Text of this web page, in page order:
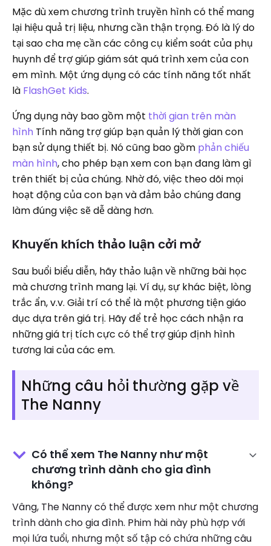
Mặc dù xem chương trình truyền hình có thể mang
lại hiệu quả trị liệu, nhưng cần thận trọng. Đó là lý do
tại sao cha mẹ cần các công cụ kiểm soát của phụ
huynh để trợ giúp giám sát quá trình xem của con
em mình. Một ứng dụng có các tính năng tốt nhất
là FlashGet Kids.
Ứng dụng này bao gồm một thời gian trên màn
hình Tính năng trợ giúp bạn quản lý thời gian con
bạn sử dụng thiết bị. Nó cũng bao gồm phản chiếu
màn hình, cho phép bạn xem con bạn đang làm gì
trên thiết bị của chúng. Nhờ đó, việc theo dõi mọi
hoạt động của con bạn và đảm bảo chúng đang
làm đúng việc sẽ dễ dàng hơn.
Khuyến khích thảo luận cởi mở
Sau buổi biểu diễn, hãy thảo luận về những bài học
mà chương trình mang lại. Ví dụ, sự khác biệt, lòng
trắc ẩn, v.v. Giải trí có thể là một phương tiện giáo
dục dựa trên giá trị. Hãy để trẻ học cách nhận ra
những giá trị tích cực có thể trợ giúp định hình
tương lai của các em.
Những câu hỏi thường gặp về
The Nanny
Có thể xem The Nanny như một
chương trình dành cho gia đình
không?
Vâng, The Nanny có thể được xem như một chương
trình dành cho gia đình. Phim hài này phù hợp với
mọi lứa tuổi, nhưng một số tập có chứa những câu